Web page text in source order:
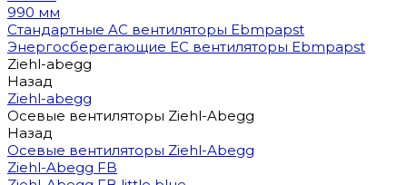
990 мм
Стандартные AC вентиляторы Ebmpapst
Энергосберегающие EC вентиляторы Ebmpapst
Ziehl-abegg
Назад
Ziehl-abegg
Осевые вентиляторы Ziehl-Abegg
Назад
Осевые вентиляторы Ziehl-Abegg
Ziehl-Abegg FB